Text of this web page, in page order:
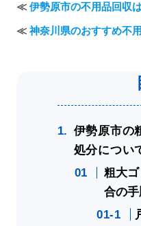
≪ 伊勢原市の不用品回収
≪ 神奈川県のおすすめ不
伊勢原市の
処分につい
粗大
合の